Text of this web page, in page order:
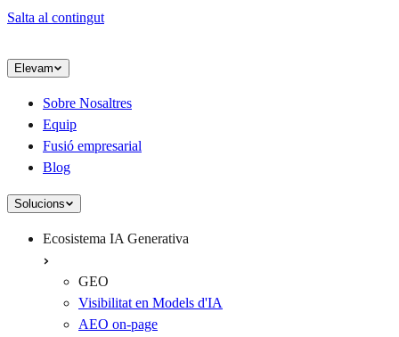
Salta al contingut
Elevam
Sobre Nosaltres
Equip
Fusió empresarial
Blog
Solucions
Ecosistema IA Generativa
GEO
Visibilitat en Models d'IA
AEO on-page